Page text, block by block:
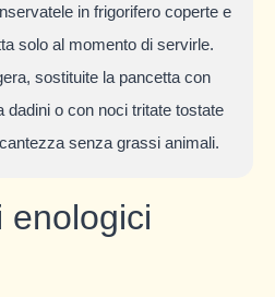
in frigorifero coperte e
solo al momento di servirle.
sostituite la pancetta con
dadini o con noci tritate tostate
senza grassi animali.
enologici